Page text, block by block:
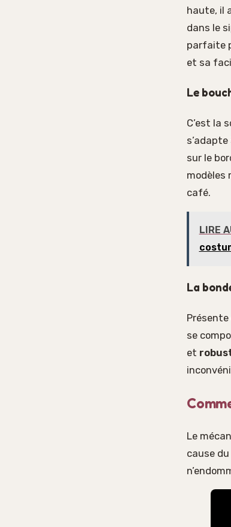
haute, il
dans le
parfaite
et sa
Le
C’est la
sur le
modèles
café.
LIRE
La
se
et
Le
cause